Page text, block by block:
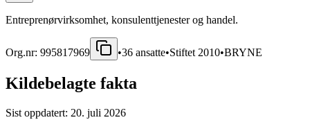
Entreprenørvirksomhet, konsulenttjenester og handel.
Org.nr: 995817969 •36 ansatte•Stiftet 2010•BRYNE
Kildebelagte fakta
Sist oppdatert: 20. juli 2026